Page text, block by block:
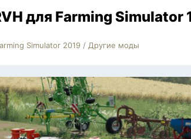
VALHEIM CYBERPUNK 2077
для Farming Simulator
Simulator 2019 / Другие моды